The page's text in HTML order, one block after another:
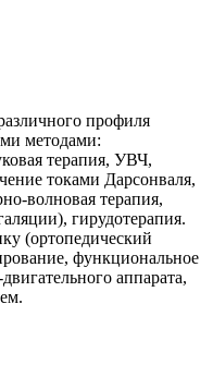
профиля
методами:
терапия, УВЧ,
токами Дарсонваля,
волновая терапия,
гирудотерапия.
(ортопедический
функциональное
аппарата,